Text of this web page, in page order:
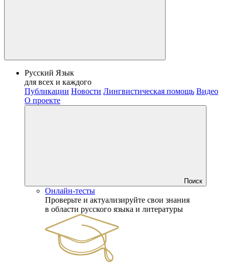
Русский Язык
для всех и каждого
Публикации Новости Лингвистическая помощь Видео
О проекте
Поиск
Онлайн-тесты
Проверьте и актуализируйте свои знания
в области русского языка и литературы